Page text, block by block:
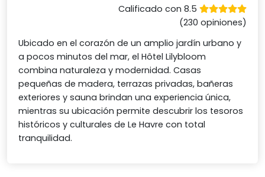
Calificado con 8.5
(230 opiniones)
Ubicado en el corazón de un amplio jardín urbano y
a pocos minutos del mar, el Hôtel Lilybloom
combina naturaleza y modernidad. Casas
pequeñas de madera, terrazas privadas, bañeras
exteriores y sauna brindan una experiencia única,
mientras su ubicación permite descubrir los tesoros
históricos y culturales de Le Havre con total
tranquilidad.